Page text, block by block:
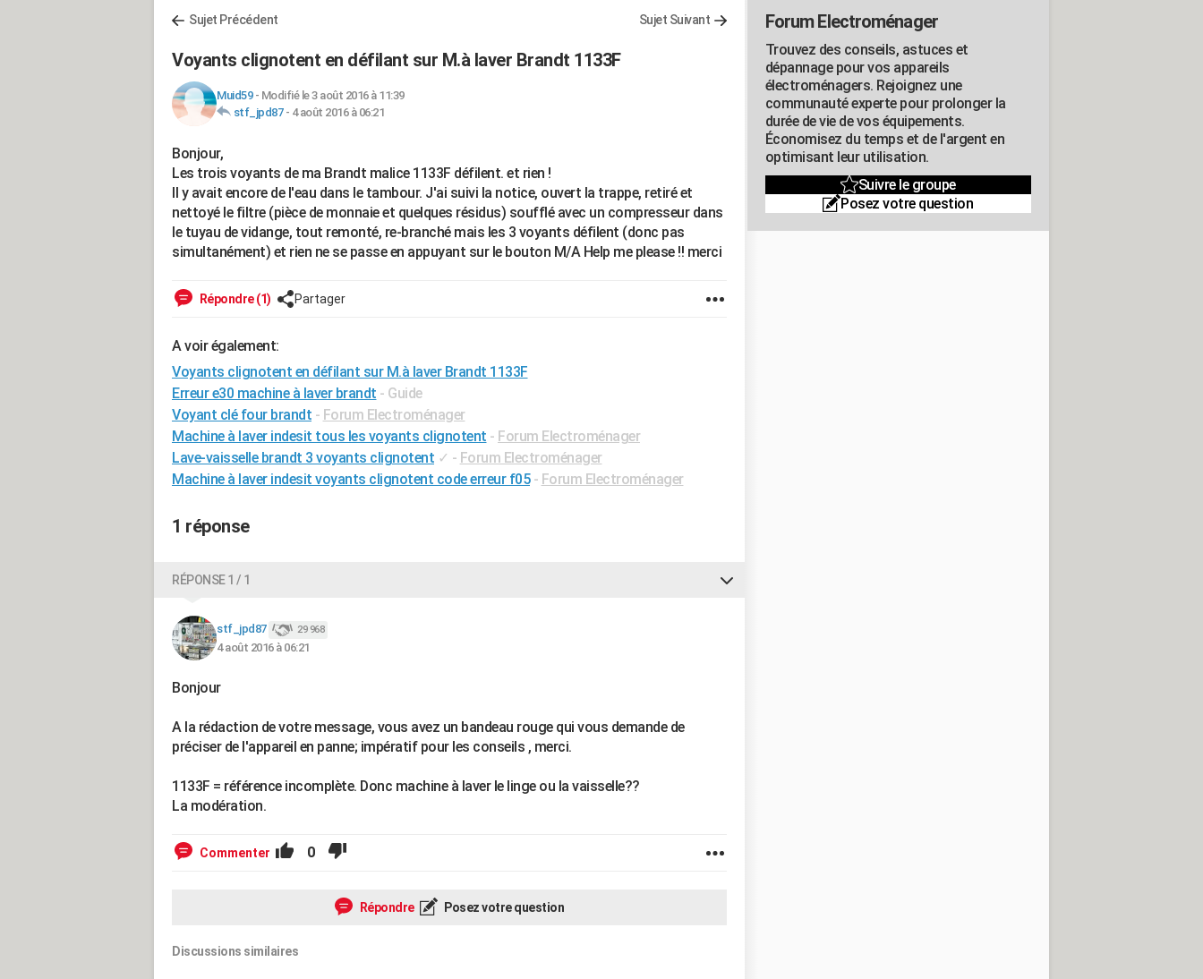
Sujet Précédent Sujet Suivant
Voyants clignotent en défilant sur M.à laver Brandt 1133F
Muid59- Modifié le 3 août 2016 à 11:39
stf_jpd87- 4 août 2016 à 06:21
Bonjour,
Les trois voyants de ma Brandt malice 1133F défilent. et rien !
Il y avait encore de l'eau dans le tambour. J'ai suivi la notice, ouvert la trappe, retiré et
nettoyé le filtre (pièce de monnaie et quelques résidus) soufflé avec un compresseur dans
le tuyau de vidange, tout remonté, re-branché mais les 3 voyants défilent (donc pas
simultanément) et rien ne se passe en appuyant sur le bouton M/A Help me please !! merci
Répondre (1) Partager
A voir également:
Voyants clignotent en défilant sur M.à laver Brandt 1133F
Erreur e30 machine à laver brandt - Guide
Voyant clé four brandt - Forum Electroménager
Machine à laver indesit tous les voyants clignotent - Forum Electroménager
Lave-vaisselle brandt 3 voyants clignotent ✓ - Forum Electroménager
Machine à laver indesit voyants clignotent code erreur f05 - Forum Electroménager
1 réponse
RÉPONSE 1 / 1
stf_jpd87 29 968
4 août 2016 à 06:21
Bonjour
A la rédaction de votre message, vous avez un bandeau rouge qui vous demande de
préciser de l'appareil en panne; impératif pour les conseils , merci.
1133F = référence incomplète. Donc machine à laver le linge ou la vaisselle??
La modération.
Commenter 0
Répondre Posez votre question
Discussions similaires
Forum Electroménager
Trouvez des conseils, astuces et
dépannage pour vos appareils
électroménagers. Rejoignez une
communauté experte pour prolonger la
durée de vie de vos équipements.
Économisez du temps et de l'argent en
optimisant leur utilisation.
Suivre le groupe
Posez votre question